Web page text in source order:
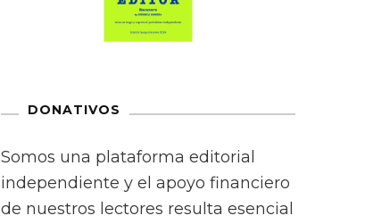
DONATIVOS
Somos una plataforma editorial
independiente y el apoyo financiero
de nuestros lectores resulta esencial